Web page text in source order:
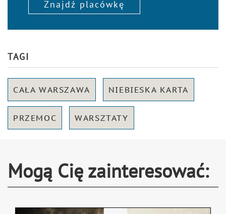
Znajdź placówkę
TAGI
CAŁA WARSZAWA NIEBIESKA KARTA
PRZEMOC WARSZTATY
Mogą Cię zainteresować: